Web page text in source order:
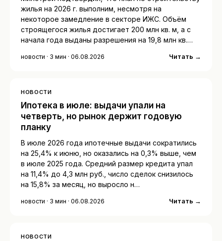
жилья на 2026 г. выполним, несмотря на
некоторое замедление в секторе ИЖС. Объём
строящегося жилья достигает 200 млн кв. м, а с
начала года выданы разрешения на 19,8 млн кв.…
новости · 3 мин · 06.08.2026 Читать →
НОВОСТИ
Ипотека в июле: выдачи упали на
четверть, но рынок держит годовую
планку
В июле 2026 года ипотечные выдачи сократились
на 25,4% к июню, но оказались на 0,3% выше, чем
в июле 2025 года. Средний размер кредита упал
на 11,4% до 4,3 млн руб., число сделок снизилось
на 15,8% за месяц, но выросло н…
новости · 3 мин · 06.08.2026 Читать →
НОВОСТИ